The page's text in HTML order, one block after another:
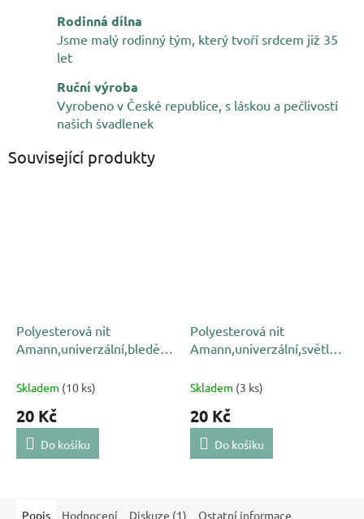
Rodinná dílna
Jsme malý rodinný tým, který tvoří srdcem již 35
let
Ruční výroba
Vyrobeno v České republice, s láskou a pečlivostí
našich švadlenek
Související produkty
Polyesterová nit
Amann,univerzální,bledě
Skladem (10 ks)
20 Kč
Do košíku
Polyesterová nit
Amann,univerzální,světle
Skladem (3 ks)
20 Kč
Do košíku
Popis Hodnocení Diskuze (1) Ostatní informace